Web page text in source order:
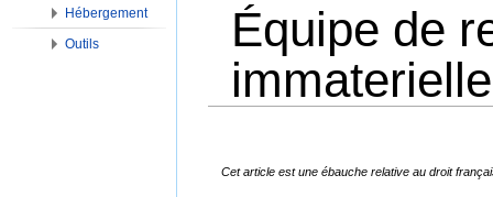
Équipe de
Cet article est une ébauche relative au droit
Hébergement
Outils